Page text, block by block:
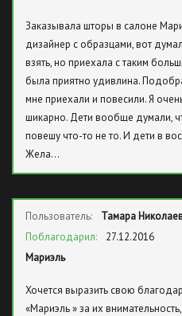
Заказывала шторы в салоне
дизайнер с образцами, вот
взять, но приехала с таким
была приятно удивлина.
мне приехали и повесили. Я
шикарно. Дети вообще думали,
повешу что-то не то. И дети в
Жела…
Пользователь:
Тамара
Поблагодарил:
27.12.2016
Мариэль
Хочется выразить свою
«Мариэль » за их